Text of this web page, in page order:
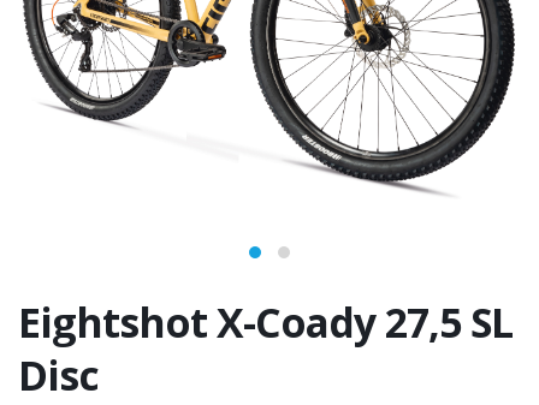
Eightshot X-Coady 27,5 SL
Disc